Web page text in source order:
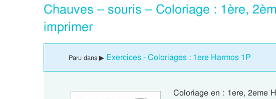
Chauves – souris – Coloriage : 1ère,
imprimer
Paru dans ▶ Exercices - Coloriages : 1ere Harmos 1P
Coloriage en : 1ere, 2eme